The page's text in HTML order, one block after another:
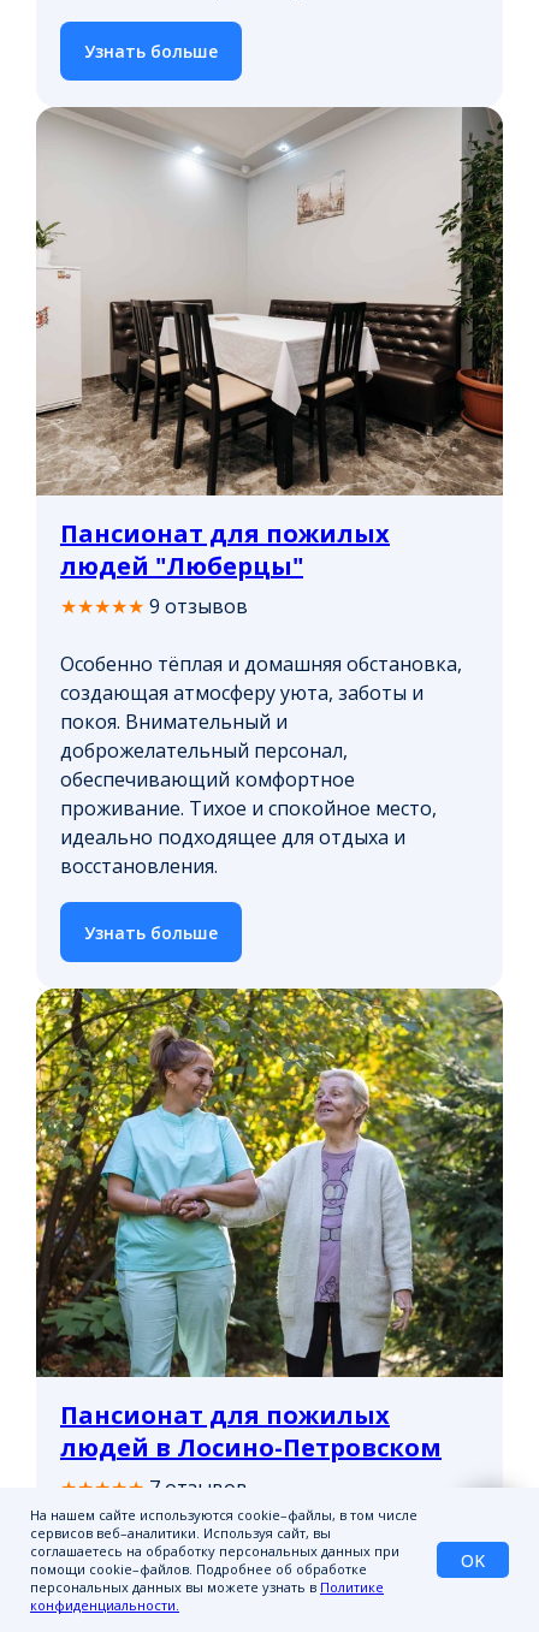
Узнать больше
Пансионат для пожилых
людей "Люберцы"
★★★★★ 9 отзывов
Особенно тёплая и домашняя обстановка,
создающая атмосферу уюта, заботы и
покоя. Внимательный и
доброжелательный персонал,
обеспечивающий комфортное
проживание. Тихое и спокойное место,
идеально подходящее для отдыха и
восстановления.
Узнать больше
Пансионат для пожилых
людей в Лосино-Петровском
★★★★★ 7 отзывов
В нашем пансионате для пожилых людей
организовано сбалансированное
пятиразовое питание, которое включает
На нашем сайте используются cookie–файлы, в том числе
сервисов веб–аналитики. Используя сайт, вы
соглашаетесь на обработку персональных данных при
помощи cookie–файлов. Подробнее об обработке
персональных данных вы можете узнать в Политике
конфиденциальности.
OK